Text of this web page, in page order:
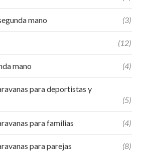
mano (3)
(12)
mano (4)
para deportistas y
(5)
para familias (4)
para parejas (8)